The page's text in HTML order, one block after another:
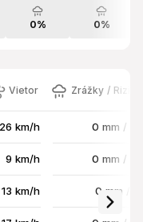
0% 0%
Vietor Zrážky /
26 km/h 0 mm /
9 km/h 0 mm /
13 km/h 0 mm /